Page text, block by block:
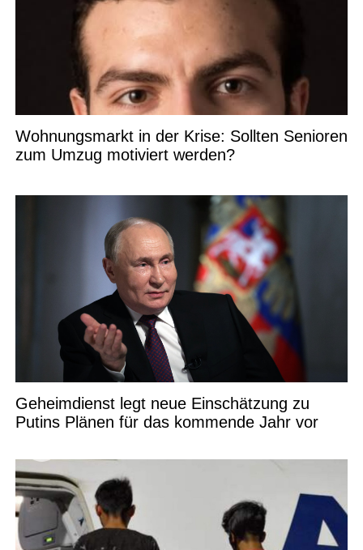
Wohnungsmarkt in der Krise: Sollten Senioren
zum Umzug motiviert werden?
Geheimdienst legt neue Einschätzung zu
Putins Plänen für das kommende Jahr vor